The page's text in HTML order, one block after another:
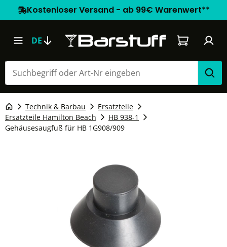
Kostenloser Versand - ab 99€ Warenwert**
DE Warenkorb
Technik & Barbau
Ersatzteile
Ersatzteile Hamilton Beach
HB 938-1
Gehäusesaugfuß für HB 1G908/909